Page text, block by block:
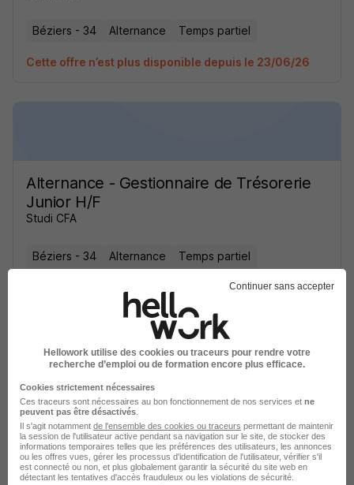
Béziers - 34 Alternance Temps partiel
Cette offre n’est plus disponible depuis le 23/06/26
Alternance - Gestionnaire de Trésorerie
Junior H/F
Studi CFA
Béziers - 34 Alternance Temps partiel
Cette offre n’est plus disponible depuis le 23/06/26
Alternance - Trésorier Junior H/F
Studi CFA
Béziers - 34 Alternance Temps partiel
Continuer sans accepter
Hellowork utilise des cookies ou traceurs pour rendre votre
recherche d’emploi ou de formation encore plus efficace.
Cookies strictement nécessaires
Ces traceurs sont nécessaires au bon fonctionnement de nos services et ne
peuvent pas être désactivés
Il s'agit notamment de l'ensemble des cookies ou traceurs permettant de maintenir
la session de l'utilisateur active pendant sa navigation sur le site, de stocker des
informations temporaires telles que les préférences des utilisateurs, les annonces
ou les offres vues, gérer les processus d'identification de l'utilisateur, vérifier s'il
est connecté ou non, et plus globalement garantir la sécurité du site web en
détectant les tentatives d'accès frauduleux ou les violations de sécurité.